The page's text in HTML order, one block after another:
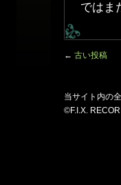
ではま
← 古い投稿
当サイト内の
©F.I.X.